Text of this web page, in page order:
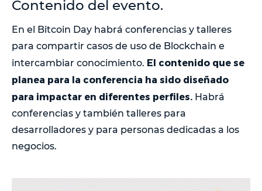
Contenido del evento.
En el Bitcoin Day habrá conferencias y talleres
para compartir casos de uso de Blockchain e
intercambiar conocimiento. El contenido que se
planea para la conferencia ha sido diseñado
para impactar en diferentes perfiles. Habrá
conferencias y también talleres para
desarrolladores y para personas dedicadas a los
negocios.